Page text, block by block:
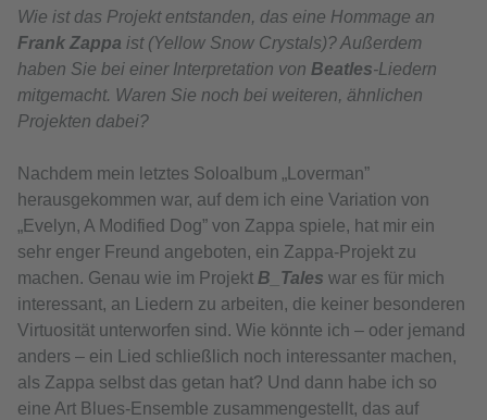
Wie ist das Projekt entstanden, das eine Hommage an
Frank Zappa ist (Yellow Snow Crystals)? Außerdem
haben Sie bei einer Interpretation von Beatles-Liedern
mitgemacht. Waren Sie noch bei weiteren, ähnlichen
Projekten dabei?
Nachdem mein letztes Soloalbum „Loverman”
herausgekommen war, auf dem ich eine Variation von
„Evelyn, A Modified Dog” von Zappa spiele, hat mir ein
sehr enger Freund angeboten, ein Zappa-Projekt zu
machen. Genau wie im Projekt B_Tales war es für mich
interessant, an Liedern zu arbeiten, die keiner besonderen
Virtuosität unterworfen sind. Wie könnte ich – oder jemand
anders – ein Lied schließlich noch interessanter machen,
als Zappa selbst das getan hat? Und dann habe ich so
eine Art Blues-Ensemble zusammengestellt, das auf